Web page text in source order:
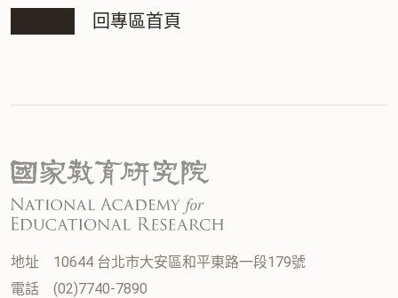
回專區首頁
地址
10644 台北市大安區和平東路一段179號
電話
(02)7740-7890